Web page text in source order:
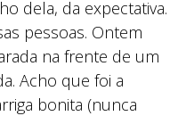
dela, da expectativa.
pessoas. Ontem
na frente de um
Acho que foi a
bonita (nunca